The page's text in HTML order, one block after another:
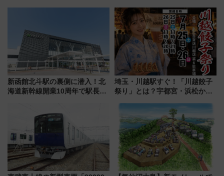
新函館北斗駅の裏側に潜入！北
海道新幹線開業10周年で駅長
埼玉・川越駅すぐ！「川越餃子
祭り」とは？宇都宮・浜松から
を食べ比べ【7月25日・26日開
催】